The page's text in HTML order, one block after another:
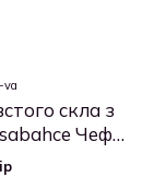
va
скла з
Чефс